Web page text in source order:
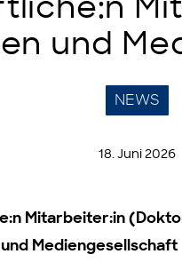
und
NEWS
18. Juni 2026
Mitarbeiter:in
Mediengesellschaft